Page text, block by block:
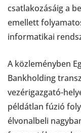
csatlakozásáig a
emellett
informatikai
A közleményben
Bankholding
vezérigazgató-
példátlan fúzió
élvonalbeli